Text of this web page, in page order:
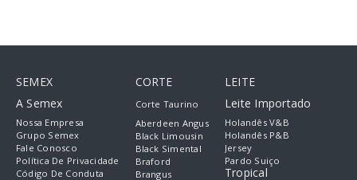
SEMEX
A Semex
Nossa Empresa
Grupo Semex
Fale Conosco
Política De Privacidade
Código De Conduta
CORTE
Corte Taurino
Aberdeen Angus
Black Limousin
Black Simental
Braford
Brangus
LEITE
Leite Importado
Holandês V&B
Holandês P&B
Jersey
Pardo Suiço
Tropical